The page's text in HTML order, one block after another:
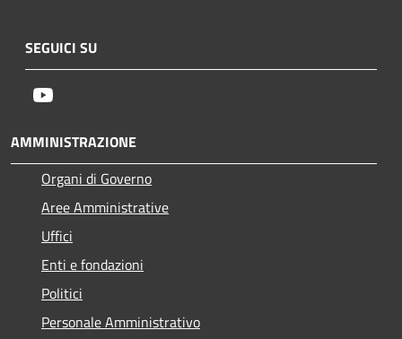
SEGUICI SU
AMMINISTRAZIONE
Organi di Governo
Aree Amministrative
Uffici
Enti e fondazioni
Politici
Personale Amministrativo